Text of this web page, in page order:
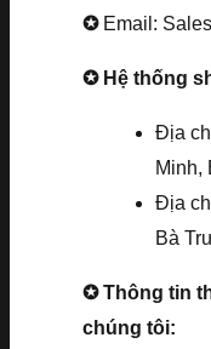
✪ Email:
✪ Hệ thống
Địa
Minh,
Địa
Bà
✪ Thông tin
chúng tôi: